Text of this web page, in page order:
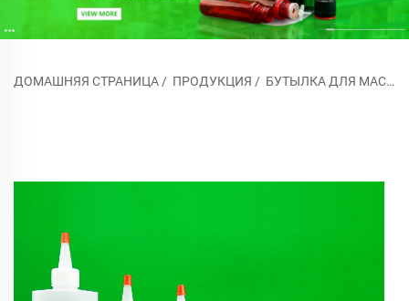
ДОМАШНЯЯ СТРАНИЦА/ ПРОДУКЦИЯ / БУТЫЛКА ДЛЯ МАСЛА